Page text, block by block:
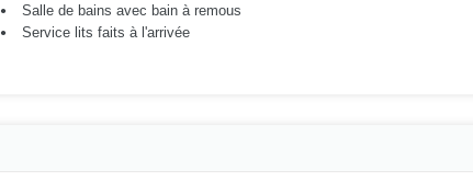
Salle de bains avec bain à remous
Service lits faits à l'arrivée